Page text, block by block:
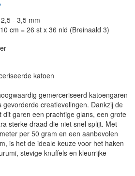
- 3,5 mm
cm = 26 st x 36 nld (Breinaald 3)
katoen
gemerceriseerd katoengaren
gevorderde creatievelingen. Dankzij de
dit garen een prachtige glans, een grote
sterke draad die niet snel splijt. Met
per 50 gram en een aanbevolen
is het de ideale keuze voor het haken
stevige knuffels en kleurrijke